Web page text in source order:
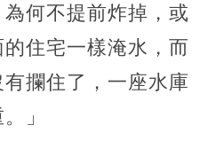
何不提前炸掉，或
住宅一樣淹水，而
攔住了，一座水庫
」